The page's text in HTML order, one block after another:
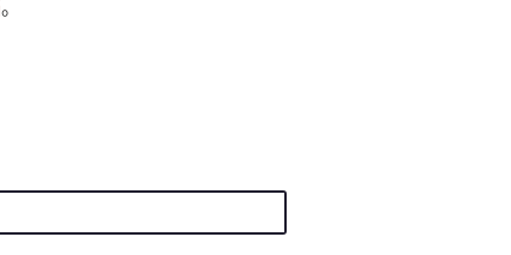
。